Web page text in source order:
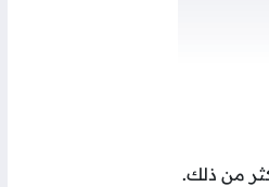
من ذلك.